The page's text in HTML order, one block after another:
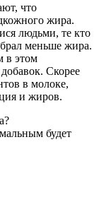
что
жира.
людьми, те кто
меньше жира.
в этом
Скорее
в молоке,
и жиров.
будет